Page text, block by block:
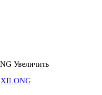
Увеличить